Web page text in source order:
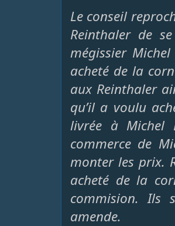
Le conseil
Reinthaler de
mégissier
acheté de la
aux Reinthaler
qu’il a voulu
livrée à Michel
commerce de
monter les prix.
acheté de la
commision. Ils
amende.